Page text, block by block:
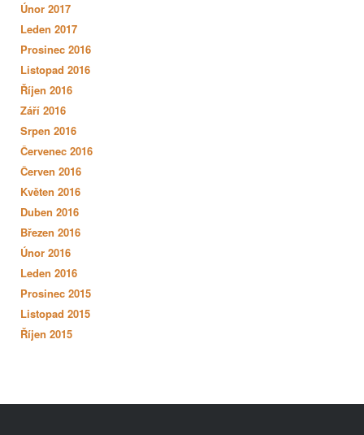
Únor 2017
Leden 2017
Prosinec 2016
Listopad 2016
Říjen 2016
Září 2016
Srpen 2016
Červenec 2016
Červen 2016
Květen 2016
Duben 2016
Březen 2016
Únor 2016
Leden 2016
Prosinec 2015
Listopad 2015
Říjen 2015